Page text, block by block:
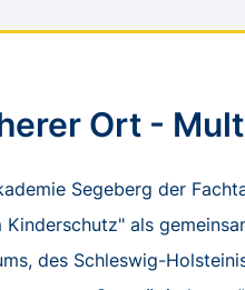
Ort -
Segeberg der
als
des Schleswig-